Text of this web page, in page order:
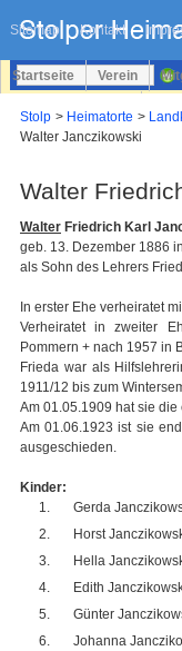
Sitemap Kontakt
überspringen
Startseite Verein
Login
Stolp Heimatorte
Walter Janczikowski
Walter
Walter Friedrich Karl
geb. 13. Dezember 1886
als Sohn des Lehrers
In erster Ehe verheiratet
Verheiratet in zweiter
Pommern + nach 1957 in
Frieda war als
1911/12 bis zum
Am 01.05.1909 hat sie
Am 01.06.1923 ist sie
ausgeschieden.
Kinder:
Gerda
Horst
Hella
Edith
Günter
Johanna